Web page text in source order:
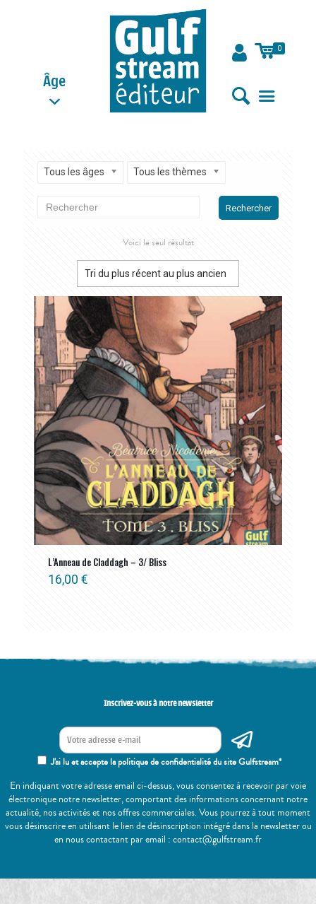
Âge
0
Tous les âges Tous les thèmes
Rechercher
Voici le seul résultat
L’Anneau de Claddagh – 3/ Bliss
16,00 €
Inscrivez-vous à notre newsletter
J'ai lu et accepte la politique de confidentialité du site Gulfstream*
En indiquant votre adresse email ci-dessus, vous consentez à recevoir par voie
électronique notre newsletter, comportant des informations concernant notre
actualité, nos activités et nos offres commerciales. Vous pourrez à tout moment
vous désinscrire en utilisant le lien de désinscription intégré dans la newsletter ou
en nous contactant par email : contact@gulfstream.fr